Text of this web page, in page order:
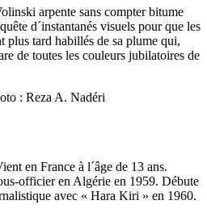
arpente sans compter bitume
d´instantanés visuels pour que les
plus tard habillés de sa plume qui,
de toutes les couleurs jubilatoires de
: Reza A. Nadéri
en France à l´âge de 13 ans.
officier en Algérie en 1959. Débute
avec « Hara Kiri » en 1960.